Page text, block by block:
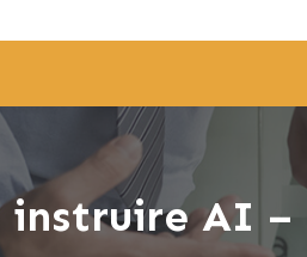
instruire AI